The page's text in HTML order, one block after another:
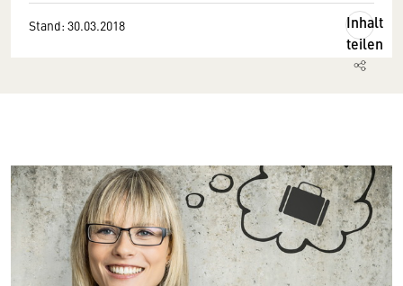
Stand: 30.03.2018
Inhalt
teilen